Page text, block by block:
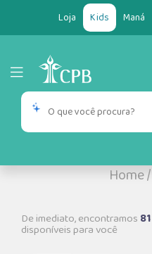
Loja Kids Maná
Home/
De imediato, encontramos 81
disponíveis para você